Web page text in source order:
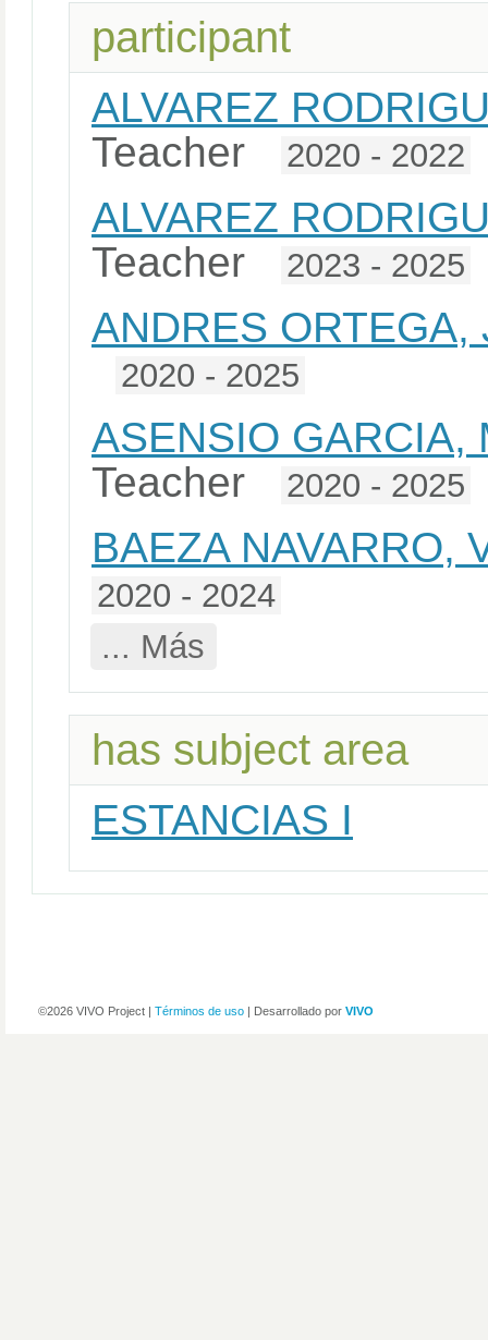
participant
ALVAREZ
Teacher
2020 - 2022
ALVAREZ
Teacher
2023 - 2025
ANDRES ORTEGA,
2020 - 2025
ASENSIO GARCIA,
Teacher
2020 - 2025
BAEZA NAVARRO,
2020 - 2024
... Más
has subject area
ESTANCIAS I
©2026 VIVO Project | Términos de uso | Desarrollado por VIVO